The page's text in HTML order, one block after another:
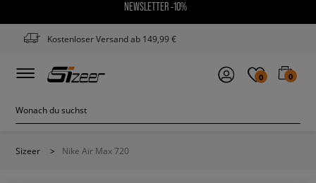
NEWSLETTER -10%
Kostenloser Versand ab 149,99 €
0 0
Sizeer > Nike Air Max 720